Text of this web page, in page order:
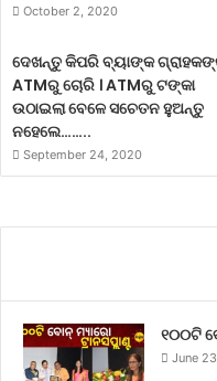
October 2, 2020
ଦେଖନ୍ତୁ କିପରି ବ୍ୟାଙ୍କ
ATMରୁ ଚୋରି । ATMରୁ ଟଙ୍କା
ଉଠାଇଲା ବେଳେ ସଚେତନ ହୁଅନ୍ତୁ
ନହେଲେ……..
September 24, 2020
୧୦୦ଟି
June